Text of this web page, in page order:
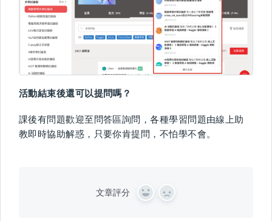
活動結束後還可以提問嗎？
課後有問題歡迎至問答區詢問，各種學習問題由線上助
教即時協助解惑，只要你肯提問，不怕學不會。
文章評分
Y
N